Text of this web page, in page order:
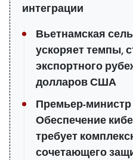
интеграции
Вьетнамская
ускоряет темпы,
экспортного
долларов США
Премьер-
Обеспечение
требует
сочетающего